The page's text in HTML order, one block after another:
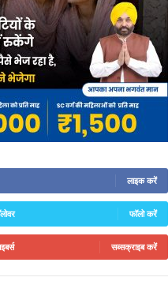
लाइक करें
फॉलो करें
सब्सक्राइब करें